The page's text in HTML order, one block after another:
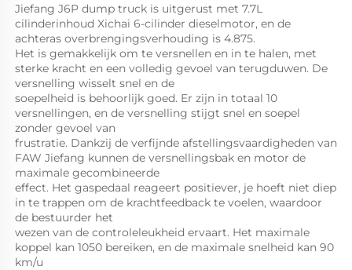
Jiefang J6P dump truck is uitgerust met 7.7L
cilinderinhoud Xichai 6-cilinder dieselmotor, en de
achteras overbrengingsverhouding is 4.875.
Het is gemakkelijk om te versnellen en in te halen, met
sterke kracht en een volledig gevoel van terugduwen. De
versnelling wisselt snel en de
soepelheid is behoorlijk goed. Er zijn in totaal 10
versnellingen, en de versnelling stijgt snel en soepel
zonder gevoel van
frustratie. Dankzij de verfijnde afstellingsvaardigheden van
FAW Jiefang kunnen de versnellingsbak en motor de
maximale gecombineerde
effect. Het gaspedaal reageert positiever, je hoeft niet diep
in te trappen om de krachtfeedback te voelen, waardoor
de bestuurder het
wezen van de controleleukheid ervaart. Het maximale
koppel kan 1050 bereiken, en de maximale snelheid kan 90
km/u